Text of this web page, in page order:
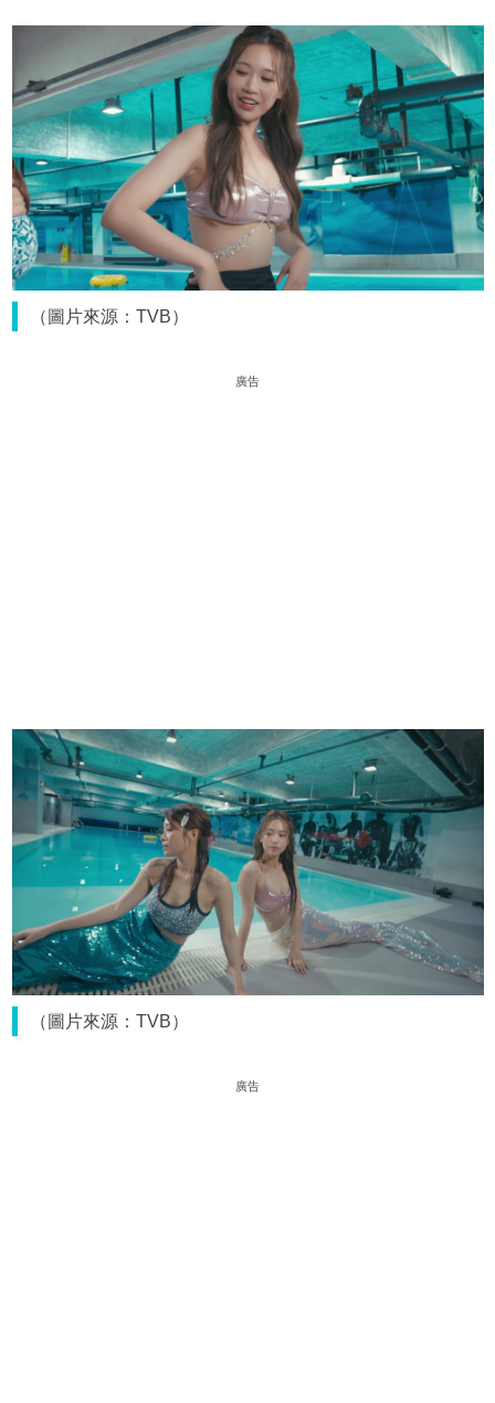
（圖片來源：TVB）
廣告
（圖片來源：TVB）
廣告